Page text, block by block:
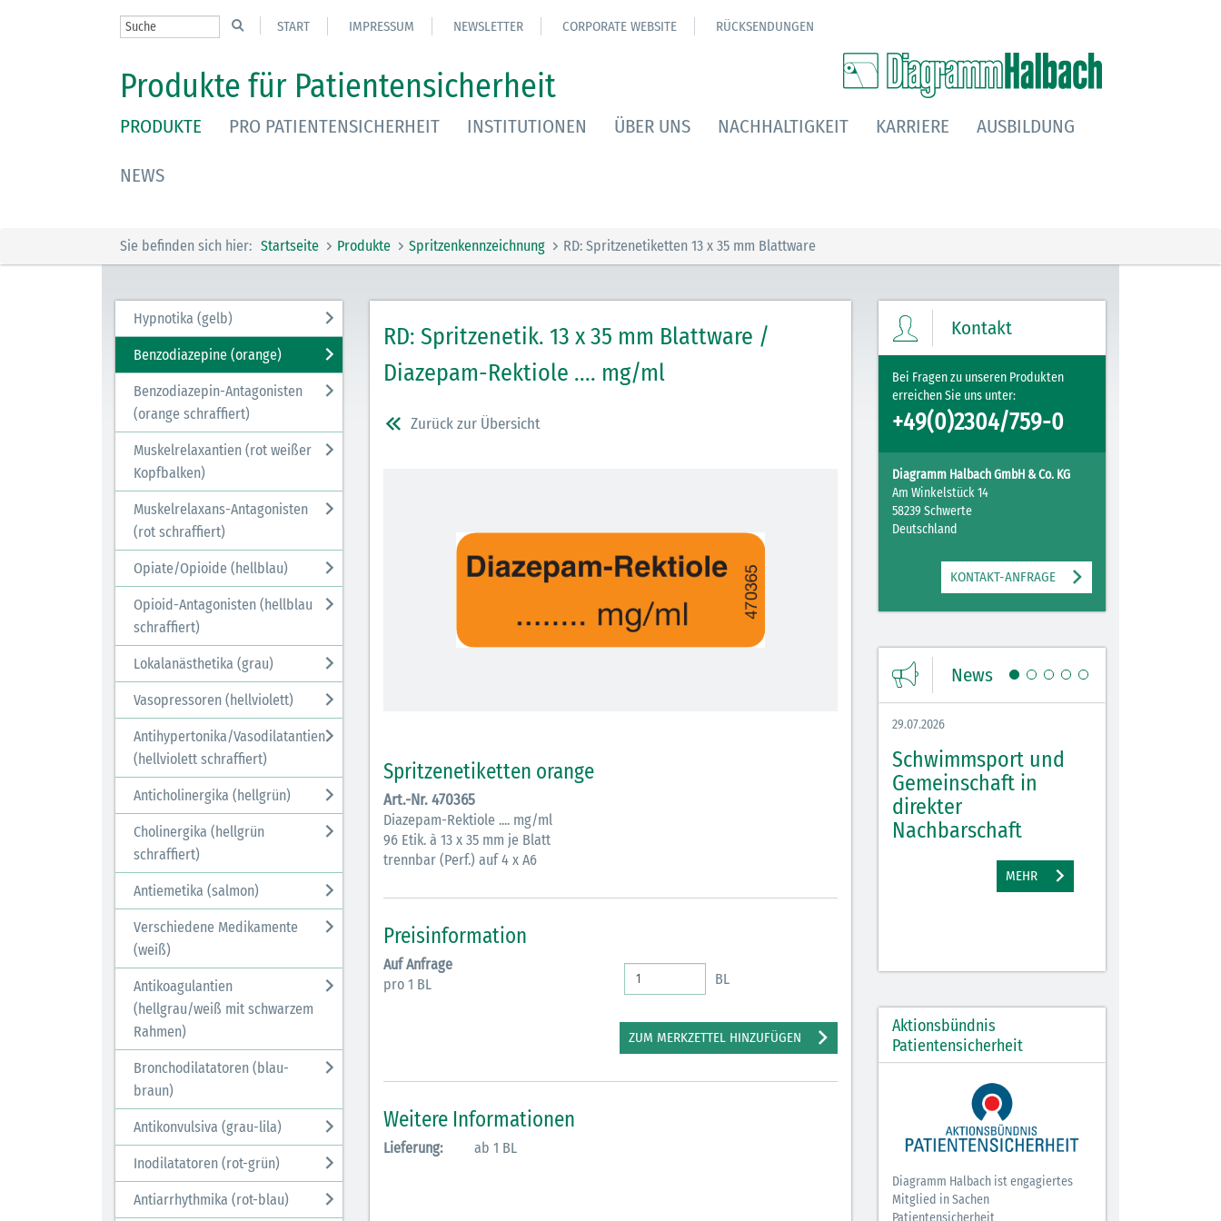
START IMPRESSUM NEWSLETTER CORPORATE WEBSITE RÜCKSENDUNGEN
Produkte für Patientensicherheit
PRODUKTE PRO PATIENTENSICHERHEIT INSTITUTIONEN ÜBER UNS NACHHALTIGKEIT KARRIERE AUSBILDUNG
NEWS
Sie befinden sich hier: Startseite Produkte Spritzenkennzeichnung RD: Spritzenetiketten 13 x 35 mm Blattware
Hypnotika (gelb)
Benzodiazepine (orange)
Benzodiazepin-Antagonisten
(orange schraffiert)
Muskelrelaxantien (rot weißer
Kopfbalken)
Muskelrelaxans-Antagonisten
(rot schraffiert)
Opiate/Opioide (hellblau)
Opioid-Antagonisten (hellblau
schraffiert)
Lokalanästhetika (grau)
Vasopressoren (hellviolett)
Antihypertonika/Vasodilatantien
(hellviolett schraffiert)
Anticholinergika (hellgrün)
Cholinergika (hellgrün
schraffiert)
Antiemetika (salmon)
Verschiedene Medikamente
(weiß)
Antikoagulantien
(hellgrau/weiß mit schwarzem
Rahmen)
Bronchodilatatoren (blau-
braun)
Antikonvulsiva (grau-lila)
Inodilatatoren (rot-grün)
Antiarrhythmika (rot-blau)
RD: Spritzenetik. 13 x 35 mm Blattware /
Diazepam-Rektiole .... mg/ml
Zurück zur Übersicht
Spritzenetiketten orange
Art.-Nr. 470365
Diazepam-Rektiole .... mg/ml
96 Etik. à 13 x 35 mm je Blatt
trennbar (Perf.) auf 4 x A6
Preisinformation
Auf Anfrage
pro 1 BL
BL
ZUM MERKZETTEL HINZUFÜGEN
Weitere Informationen
Lieferung: ab 1 BL
Kontakt
Bei Fragen zu unseren Produkten
erreichen Sie uns unter:
+49(0)2304/759-0
Diagramm Halbach GmbH & Co. KG
Am Winkelstück 14
58239 Schwerte
Deutschland
KONTAKT-ANFRAGE
News
29.07.2026
Schwimmsport und
Gemeinschaft in
direkter
Nachbarschaft
MEHR
Aktionsbündnis
Patientensicherheit
Diagramm Halbach ist engagiertes
Mitglied in Sachen
Patientensicherheit